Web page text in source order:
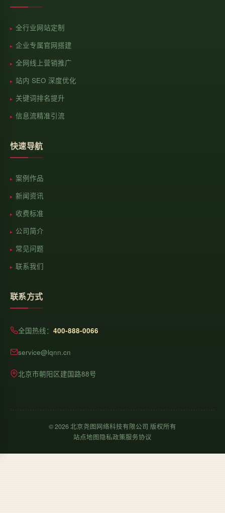
全行业网站定制
企业专属官网搭建
全网线上营销推广
站内 SEO 深度优化
关键词排名提升
信息流精准引流
快速导航
案例作品
新闻资讯
收费标准
公司简介
常见问题
联系我们
联系方式
全国热线： 400-888-0066
service@lqnn.cn
北京市朝阳区建国路88号
©2026北京尧图网络科技有限公司 版权所有
站点地图隐私政策服务协议